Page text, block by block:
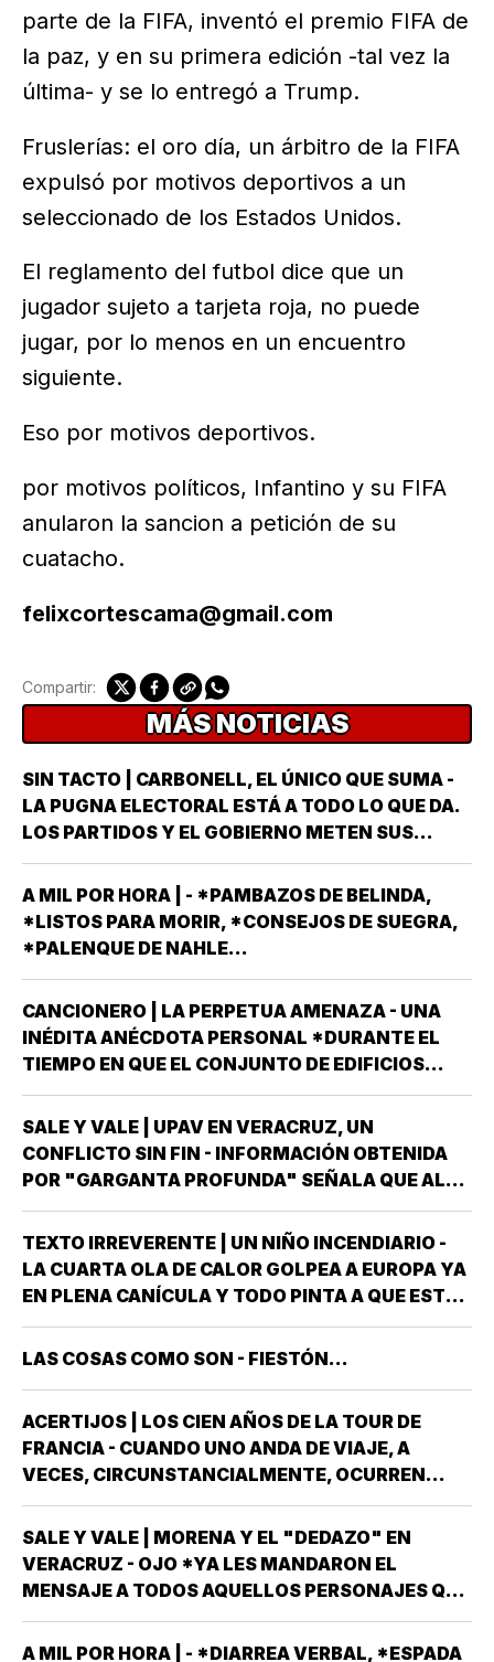
parte de la FIFA, inventó el premio FIFA de
la paz, y en su primera edición -tal vez la
última- y se lo entregó a Trump.
Fruslerías: el oro día, un árbitro de la FIFA
expulsó por motivos deportivos a un
seleccionado de los Estados Unidos.
El reglamento del futbol dice que un
jugador sujeto a tarjeta roja, no puede
jugar, por lo menos en un encuentro
siguiente.
Eso por motivos deportivos.
por motivos políticos, Infantino y su FIFA
anularon la sancion a petición de su
cuatacho.
felixcortescama@gmail.com
Compartir:
MÁS NOTICIAS
SIN TACTO | CARBONELL, EL ÚNICO QUE SUMA -
LA PUGNA ELECTORAL ESTÁ A TODO LO QUE DA.
LOS PARTIDOS Y EL GOBIERNO METEN SUS
ARMAS MÁS AFILADAS CON LA VISTA PUESTA EN
LA JORNADA DEL DOMINGO 6 DE JUNIO DEL AÑO
ENTRANTE *EL PROCESO ELECTORAL PARA
ELEGIR…
A MIL POR HORA | - *PAMBAZOS DE BELINDA,
*LISTOS PARA MORIR, *CONSEJOS DE SUEGRA,
*PALENQUE DE NAHLE...
CANCIONERO | LA PERPETUA AMENAZA - UNA
INÉDITA ANÉCDOTA PERSONAL *DURANTE EL
TIEMPO EN QUE EL CONJUNTO DE EDIFICIOS
LLAMADO LOS PINOS FUE RESIDENCIA OFICIAL
DEL PRESIDENTE DE MÉXICO, ESTUVE AHÍ
SOLAMENTE CUATRO VECES, TRES DE ELLAS EN
CALIDAD DE…
SALE Y VALE | UPAV EN VERACRUZ, UN
CONFLICTO SIN FIN - INFORMACIÓN OBTENIDA
POR "GARGANTA PROFUNDA" SEÑALA QUE AL
GOBIERNO DEL ESTADO *ESTÁ A PUNTO DE
"REVENTARLE" EL TEMA DE LA UNIVERSIDAD
POPULAR AUTÓNOMA DE VERACRUZ (UPAV) EN
LAS MANOS *Y NO ES…
TEXTO IRREVERENTE | UN NIÑO INCENDIARIO -
LA CUARTA OLA DE CALOR GOLPEA A EUROPA YA
EN PLENA CANÍCULA Y TODO PINTA A QUE ESTE
2026 SE UBICARÁ COMO EL PEOR DE LA HISTORIA
EN CUANTO A GOLPES CLIMÁTICOS *UNA OLA
LAS COSAS COMO SON - FIESTÓN...
ACERTIJOS | LOS CIEN AÑOS DE LA TOUR DE
FRANCIA - CUANDO UNO ANDA DE VIAJE, A
VECES, CIRCUNSTANCIALMENTE, OCURREN
COSAS QUE NO LLEVABAS PLANEADA *ME HAN
OCURRIDO ALGUNAS OCASIONES *AHORA
REMEMORO ESTA PORQUE TENEMOS A UN
MEXICANO EN EL TOP TEN DE…
SALE Y VALE | MORENA Y EL "DEDAZO" EN
VERACRUZ - OJO *YA LES MANDARON EL
MENSAJE A TODOS AQUELLOS PERSONAJES QUE
ASPIRAN A SER CANDIDATOS A DIPUTADOS
LOCALES, EN ALGUNO DE LOS 30 DISTRITOS QUE
A MIL POR HORA | - *DIARREA VERBAL, *ESPADA